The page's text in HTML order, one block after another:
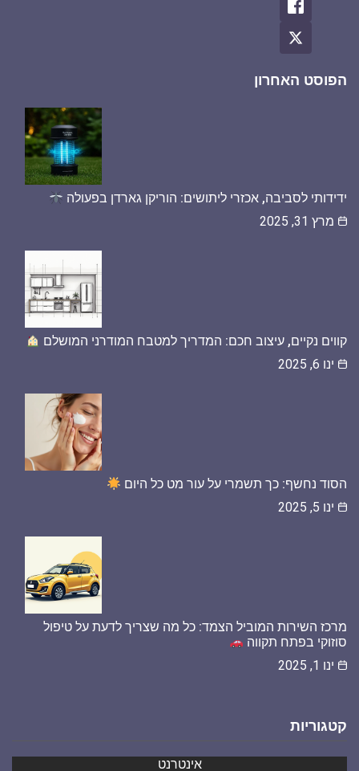
הפוסט האחרון
ידידותי לסביבה, אכזרי ליתושים: הוריקן גארדן בפעולה
מרץ 31, 2025
קווים נקיים, עיצוב חכם: המדריך למטבח המודרני המושלם
ינו 6, 2025
הסוד נחשף: כך תשמרי על עור מט כל היום
ינו 5, 2025
מרכז השירות המוביל הצמד: כל מה שצריך לדעת על טיפול
סוזוקי בפתח תקווה
ינו 1, 2025
קטגוריות
אינטרנט